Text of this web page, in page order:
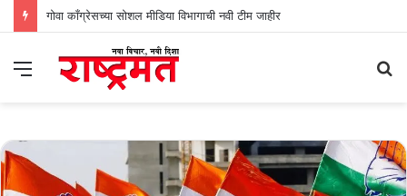
गोवा काँग्रेसच्या सोशल मीडिया विभागाची नवी टीम जाहीर
Menu